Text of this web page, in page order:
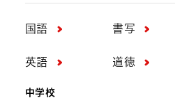
国語 書写
英語 道徳
中学校